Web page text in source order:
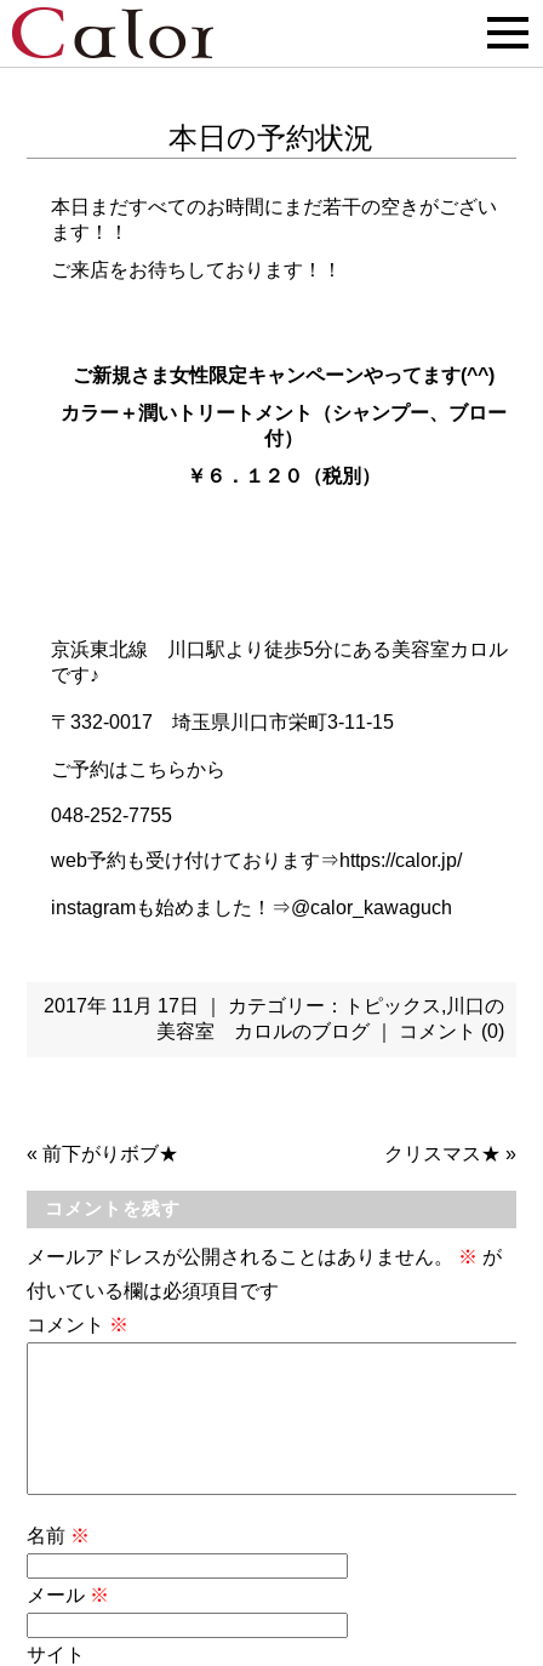
本日の予約状況
本日まだすべてのお時間にまだ若干の空きがござい
ます！！
ご来店をお待ちしております！！
ご新規さま女性限定キャンペーンやってます(^^)
カラー＋潤いトリートメント（シャンプー、ブロー
付）
￥６．１２０（税別）
京浜東北線 川口駅より徒歩5分にある美容室カロル
です♪
〒332-0017 埼玉県川口市栄町3-11-15
ご予約はこちらから
048-252-7755
web予約も受け付けております⇒https://calor.jp/
instagramも始めました！⇒@calor_kawaguch
2017年 11月 17日 ｜ カテゴリー： トピックス, 川口の
美容室 カロルのブログ｜ コメント (0)
«前下がりボブ★ クリスマス★ »
コメントを残す
メールアドレスが公開されることはありません。 ※ が
付いている欄は必須項目です
コメント ※
名前 ※
メール ※
サイト